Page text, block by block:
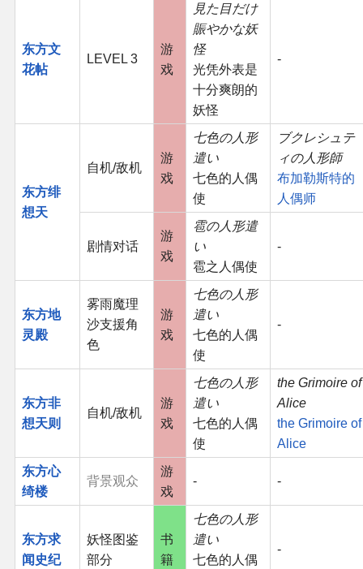
东方文
花帖
LEVEL 3
游
戏
見た目だけ
賑やかな妖
怪
光凭外表是
十分爽朗的
妖怪
-
东方绯
想天
自机/敌机
游
戏
七色の人形
遣い
七色的人偶
使
ブクレシュテ
ィの人形師
布加勒斯特的
人偶师
剧情对话
游
戏
雹の人形遣
い
雹之人偶使
-
东方地
灵殿
雾雨魔理
沙支援角
色
游
戏
七色の人形
遣い
七色的人偶
使
-
东方非
想天则
自机/敌机
游
戏
七色の人形
遣い
七色的人偶
使
the Grimoire of
Alice
the Grimoire of
Alice
东方心
绮楼
背景观众
游
戏
- -
东方求
闻史纪
妖怪图鉴
部分
书
籍
七色の人形
遣い
七色的人偶
-